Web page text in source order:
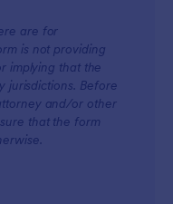
are for
is not providing
implying that the
jurisdictions. Before
and/or other
that the form